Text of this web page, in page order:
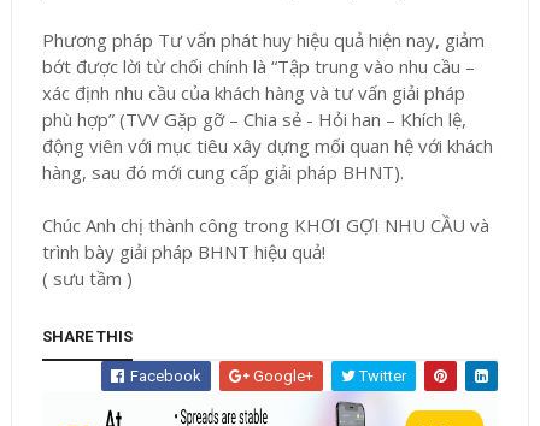
Phương pháp Tư vấn phát huy hiệu quả hiện nay, giảm
bớt được lời từ chối chính là “Tập trung vào nhu cầu –
xác định nhu cầu của khách hàng và tư vấn giải pháp
phù hợp” (TVV Gặp gỡ – Chia sẻ - Hỏi han – Khích lệ,
động viên với mục tiêu xây dựng mối quan hệ với khách
hàng, sau đó mới cung cấp giải pháp BHNT).
Chúc Anh chị thành công trong KHƠI GỢI NHU CẦU và
trình bày giải pháp BHNT hiệu quả!
( sưu tầm )
SHARE THIS
Facebook Google+ Twitter